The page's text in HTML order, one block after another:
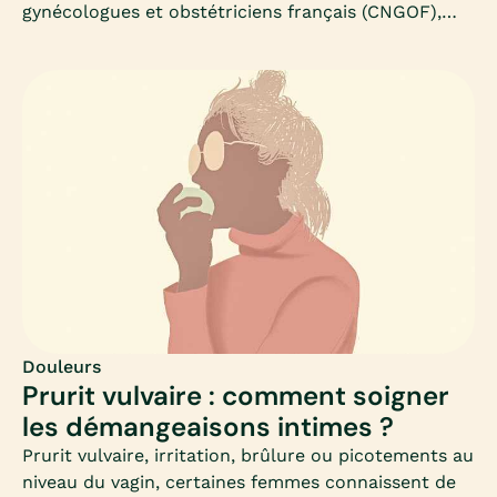
gynécologues et obstétriciens français (CNGOF),
concernant la prise en charge de l’endométriose.Et
le diagnostic est sans appel : « L’endométriose est
une maladie mal repérée, avec une prise en charge
insuffisamment coordonnée, entraînant un retard
diagnostic et une errance des femmes ».Alors, quels
sont les objectifs actuels ? Comment traiter les
symptômes de l'endométriose ?D’abord permettre
à toutes les femmes de profiter du même parcours
de soins, et informer davantage la population
féminine de cette pathologie. Retour étape par
étape sur la prise en charge, l’évaluation, les
traitements et les cas d’infertilité.
Douleurs
Prurit vulvaire : comment soigner
les démangeaisons intimes ?
Prurit vulvaire, irritation, brûlure ou picotements au
niveau du vagin, certaines femmes connaissent de